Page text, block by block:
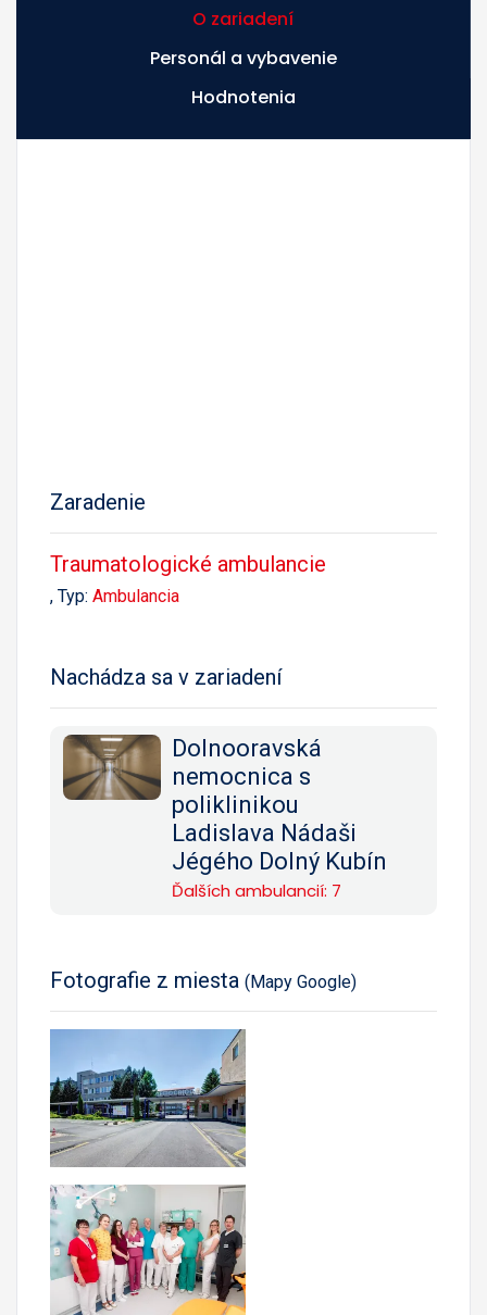
O zariadení
Personál a vybavenie
Hodnotenia
Zaradenie
Traumatologické ambulancie
, Typ: Ambulancia
Nachádza sa v zariadení
Dolnooravská
nemocnica s
poliklinikou
Ladislava Nádaši
Jégého Dolný Kubín
Ďalších ambulancií: 7
Fotografie z miesta (Mapy Google)